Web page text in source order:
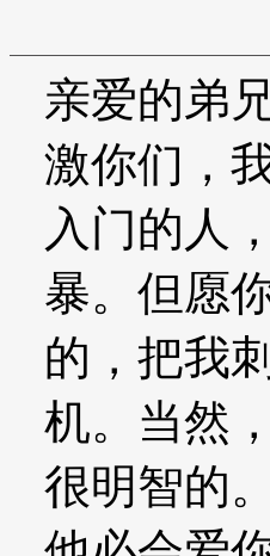
亲爱的弟
激你们，
入门的人
暴。但愿
的，把我
机。当然
很明智的